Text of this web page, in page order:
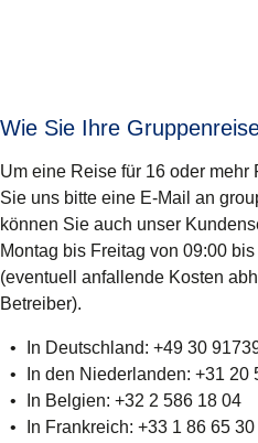
Wie Sie Ihre
Um eine Reise für 16 oder
Sie uns bitte eine E-Mail an
können Sie auch unser
Montag bis Freitag von 09:00
(eventuell anfallende Kosten
Betreiber).
In Deutschland: +49 30
In den Niederlanden: +31 20
In Belgien: +32 2 586 18 04
In Frankreich: +33 1 86 65 30